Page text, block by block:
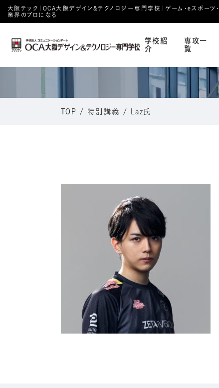
大阪テック｜OCA⼤阪デザイン&テクノロジー専⾨学校｜ゲーム・eスポーツ・
業界のプロになる
学校紹
介
専攻一
覧
TOP / 特別講義 / Laz氏